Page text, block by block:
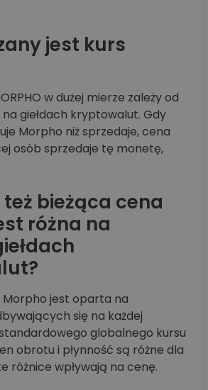
jest kurs
w dużej mierze zależy od
giełdach kryptowalut. Gdy
Morpho niż sprzedaje, cena
osób sprzedaje tę monetę,
bieżąca cena
różna na
jest oparta na
się na każdej
standardowego globalnego kursu
obrotu i płynność są różne dla
różnice wpływają na cenę.